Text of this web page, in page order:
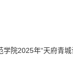
学院2025年“天府青